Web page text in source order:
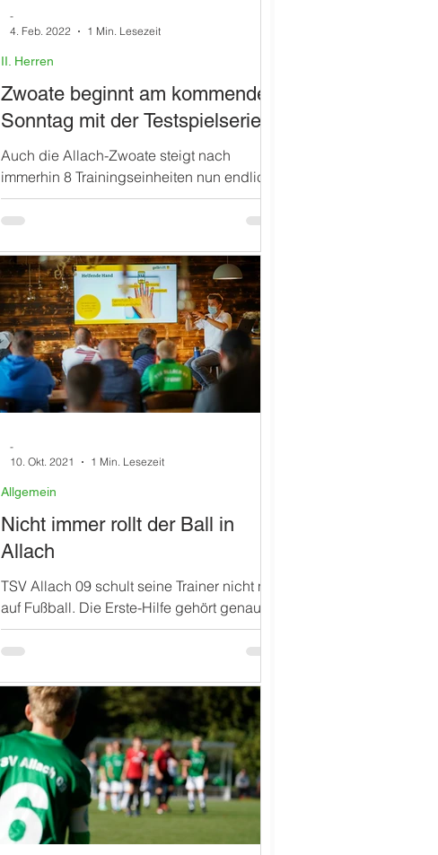
Zwoate beginnt am kommenden
Sonntag mit der Testspielserie
Auch die Allach-Zwoate steigt nach
immerhin 8 Trainingseinheiten nun endlich
wieder mit dem Spielbetrieb am
heimischen Kunstrasen ein....
II. Herren
-
4. Feb. 2022
1 Min. Lesezeit
Nicht immer rollt der Ball in
Allach
TSV Allach 09 schult seine Trainer nicht nur
auf Fußball. Die Erste-Hilfe gehört genauso
zu diesem Sport dazu.
Allgemein
-
10. Okt. 2021
1 Min. Lesezeit